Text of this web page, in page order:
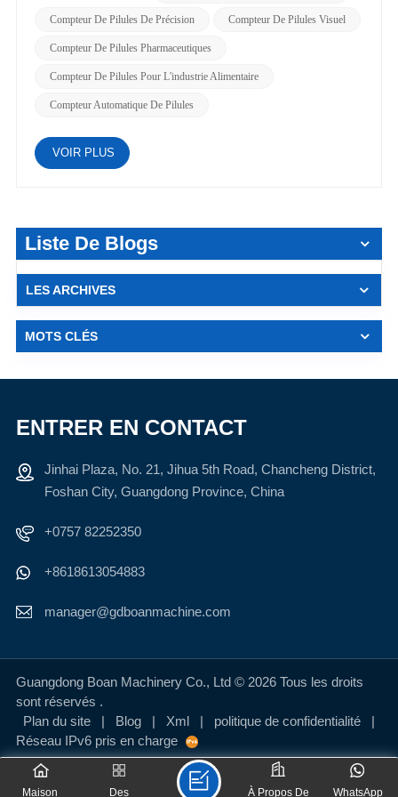
Compteur De Pilules De Précision Compteur De Pilules Visuel
Compteur De Pilules Pharmaceutiques
Compteur De Pilules Pour L'industrie Alimentaire
Compteur Automatique De Pilules
VOIR PLUS
Liste De Blogs
LES ARCHIVES
MOTS CLÉS
ENTRER EN CONTACT
Jinhai Plaza, No. 21, Jihua 5th Road, Chancheng District,
Foshan City, Guangdong Province, China
+0757 82252350
+8618613054883
manager@gdboanmachine.com
Guangdong Boan Machinery Co., Ltd © 2026 Tous les droits
sont réservés .
Plan du site
| Blog | Xml | politique de confidentialité
|
Réseau IPv6 pris en charge
Maison Des WhatsApp
À Propos De